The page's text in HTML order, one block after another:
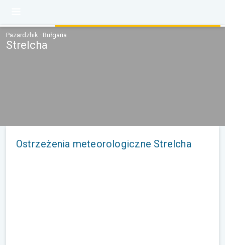
Pazardzhik · Bułgaria
Strelcha
Ostrzeżenia meteorologiczne Strelcha